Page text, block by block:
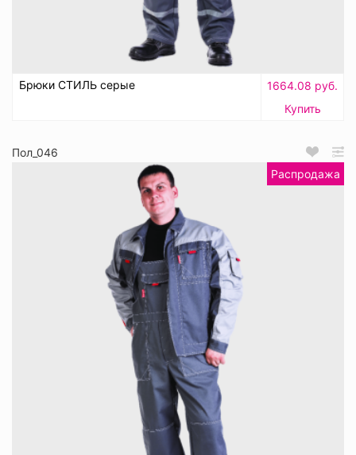
Брюки СТИЛЬ серые
1664.08 руб.
Купить
Пол_046
Распродажа